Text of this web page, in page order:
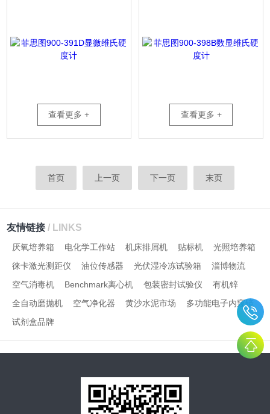
查看更多 + 查看更多 +
首页 上一页 下一页 末页
友情链接/ LINKS
厌氧培养箱 电化学工作站 机床排屑机 贴标机
光照培养箱
徕卡激光测距仪
油位传感器 光伏湿冷冻试验箱
淄博物流
空气消毒机
Benchmark离心机 包装密封试验仪
有机锌
全自动磨抛机
空气净化器 黄沙水泥市场
多功能电子内窥镜
试剂盒品牌